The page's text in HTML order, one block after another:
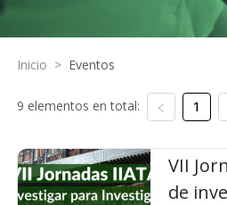
Inicio > Eventos
9 elementos en total: 1
VII
de